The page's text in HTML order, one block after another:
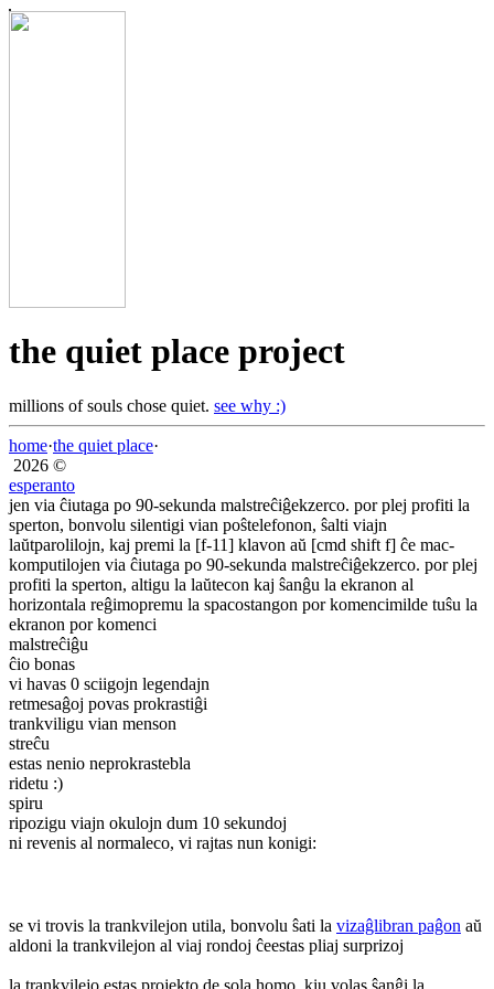
the quiet place project
millions of souls chose quiet. see why :)
home·the quiet place·
2026 ©
esperanto
jen via ĉiutaga po 90-sekunda malstreĉiĝekzerco. por plej profiti la
sperton, bonvolu silentigi vian poŝtelefonon, ŝalti viajn
laŭtparolilojn, kaj premi la [f-11] klavon aŭ [cmd shift f] ĉe mac-
komputilojen via ĉiutaga po 90-sekunda malstreĉiĝekzerco. por plej
profiti la sperton, altigu la laŭtecon kaj ŝanĝu la ekranon al
horizontala reĝimopremu la spacostangon por komencimilde tuŝu la
ekranon por komenci
malstreĉiĝu
ĉio bonas
vi havas 0 sciigojn legendajn
retmesaĝoj povas prokrastiĝi
trankviligu vian menson
streĉu
estas nenio neprokrastebla
ridetu :)
spiru
ripozigu viajn okulojn dum 10 sekundoj
ni revenis al normaleco, vi rajtas nun konigi:
se vi trovis la trankvilejon utila, bonvolu ŝati la vizaĝlibran paĝon aŭ
aldoni la trankvilejon al viaj rondoj ĉeestas pliaj surprizoj
la trankvilejo estas projekto de sola homo, kiu volas ŝanĝi la